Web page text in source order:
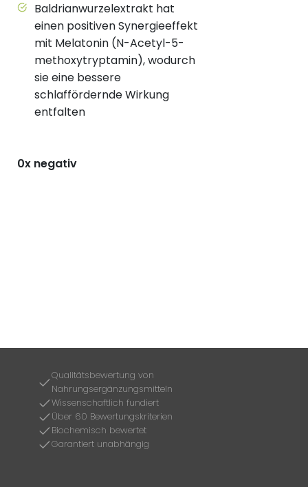
Baldrianwurzelextrakt hat
einen positiven Synergieeffekt
mit Melatonin (N-Acetyl-5-
methoxytryptamin), wodurch
sie eine bessere
schlaffördernde Wirkung
entfalten
0x negativ
Qualitätsbewertung von
Nahrungsergänzungsmitteln
Wissenschaftlich fundiert
Über 60 Bewertungskriterien
Biochemisch bewertet
Garantiert unabhängig